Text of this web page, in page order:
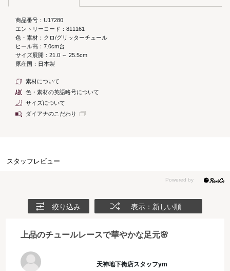
商品番号：U17280
エントリーコード：811161
色・素材：クロ/グリッターチュール
ヒール高：7.0cm台
サイズ展開：21.0 ～ 25.5cm
原産国：日本製
素材について
色・素材の英語略号について
サイズについて
ダイアナのこだわり
スタッフレビュー
絞り込み 表示：新しい順
上品のチュールレースで華やかな足元🌸
天神地下街店スタッフym